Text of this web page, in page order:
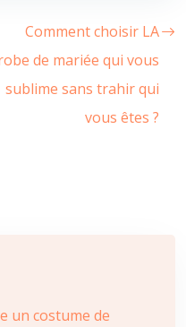
Comment choisir LA
de mariée qui vous
sublime sans trahir qui
vous êtes ?
un costume de